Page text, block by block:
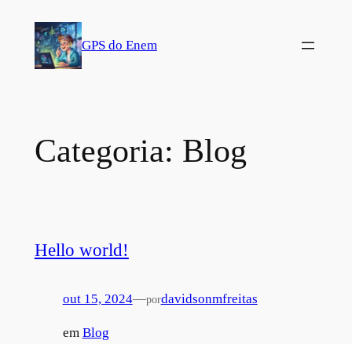
GPS do Enem
Categoria: Blog
Hello world!
out 15, 2024—pordavidsonmfreitas
em Blog